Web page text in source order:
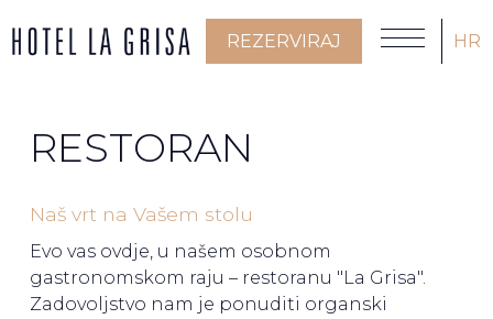
REZERVIRAJ HR
RESTORAN
Naš vrt na Vašem stolu
Evo vas ovdje, u našem osobnom
gastronomskom raju – restoranu "La Grisa".
Zadovoljstvo nam je ponuditi organski